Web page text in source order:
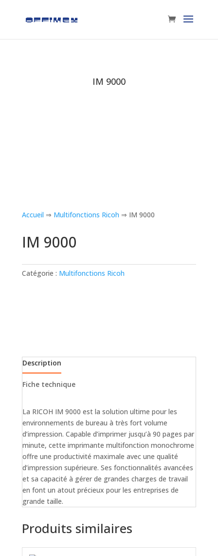
IM 9000
Accueil ⇒ Multifonctions Ricoh ⇒ IM 9000
IM 9000
Catégorie : Multifonctions Ricoh
Description
Fiche technique
La RICOH IM 9000 est la solution ultime pour les
environnements de bureau à très fort volume
d’impression. Capable d’imprimer jusqu’à 90 pages par
minute, cette imprimante multifonction monochrome
offre une productivité maximale avec une qualité
d’impression supérieure. Ses fonctionnalités avancées
et sa capacité à gérer de grandes charges de travail
en font un atout précieux pour les entreprises de
grande taille.
Produits similaires